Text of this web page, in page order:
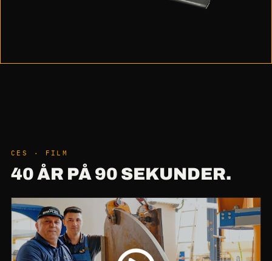
CES · FILM
40 ÅR PÅ 90 SEKUNDER.